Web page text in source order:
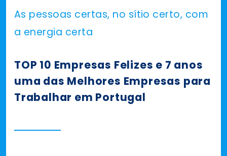
As pessoas certas, no sítio certo, com
a energia certa
TOP 10 Empresas Felizes e 7 anos
uma das Melhores Empresas para
Trabalhar em Portugal